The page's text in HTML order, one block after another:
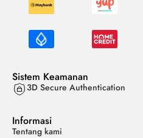
Sistem Keamanan
3D Secure Authentication
Informasi
Tentang kami